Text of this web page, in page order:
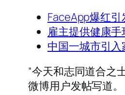
FaceApp爆红
雇主提供健康手
中国一城市引
“今天和志同道合之
微博用户发帖写道。